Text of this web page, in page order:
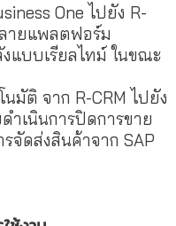
One ไปยัง R-
ลายแพลตฟอร์ม
แบบเรียลไทม์ ในขณะ
มัติ จาก R-CRM ไปยัง
ำเนินการปิดการขาย
จัดส่งสินค้าจาก SAP